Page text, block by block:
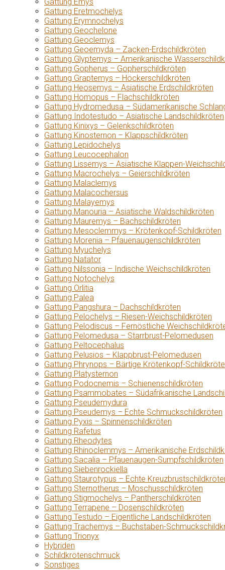
Gattung Eretmochelys
Gattung Erymnochelys
Gattung Geochelone
Gattung Geoclemys
Gattung Geoemyda – Zacken-Erdschildkröten
Gattung Glyptemys – Amerikanische
Gattung Gopherus – Gopherschildkröten
Gattung Graptemys – Höckerschildkröten
Gattung Heosemys – Asiatische Erdschildkröten
Gattung Homopus – Flachschildkröten
Gattung Hydromedusa – Südamerikanische
Gattung Indotestudo – Asiatische Landschildkröten
Gattung Kinixys – Gelenkschildkröten
Gattung Kinosternon – Klappschildkröten
Gattung Lepidochelys
Gattung Leucocephalon
Gattung Lissemys – Asiatische Klappen-
Gattung Macrochelys – Geierschildkröten
Gattung Malaclemys
Gattung Malacochersus
Gattung Malayemys
Gattung Manouria – Asiatische Waldschildkröten
Gattung Mauremys – Bachschildkröten
Gattung Mesoclemmys – Krötenkopf-Schildkröten
Gattung Morenia – Pfauenaugenschildkröten
Gattung Myuchelys
Gattung Natator
Gattung Nilssonia – Indische Weichschildkröten
Gattung Notochelys
Gattung Orlitia
Gattung Palea
Gattung Pangshura – Dachschildkröten
Gattung Pelochelys – Riesen-Weichschildkröten
Gattung Pelodiscus – Fernöstliche
Gattung Pelomedusa – Starrbrust-Pelomedusen
Gattung Peltocephalus
Gattung Pelusios – Klappbrust-Pelomedusen
Gattung Phrynops – Bärtige Krötenkopf-
Gattung Platysternon
Gattung Podocnemis – Schienenschildkröten
Gattung Psammobates – Südafrikanische
Gattung Pseudemydura
Gattung Pseudemys – Echte Schmuckschildkröten
Gattung Pyxis – Spinnenschildkröten
Gattung Rafetus
Gattung Rheodytes
Gattung Rhinoclemmys – Amerikanische
Gattung Sacalia – Pfauenaugen-Sumpfschildkröten
Gattung Siebenrockiella
Gattung Staurotypus – Echte
Gattung Sternotherus – Moschusschildkröten
Gattung Stigmochelys – Pantherschildkröten
Gattung Terrapene – Dosenschildkröten
Gattung Testudo – Eigentliche Landschildkröten
Gattung Trachemys – Buchstaben-
Gattung Trionyx
Hybriden
Schildkrötenschmuck
Sonstiges